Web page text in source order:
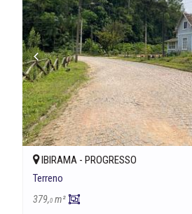
IBIRAMA - PROGRESSO
Terreno
379,0 m²